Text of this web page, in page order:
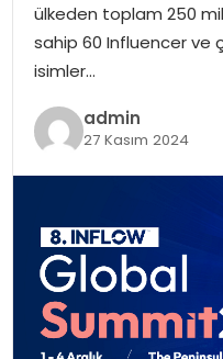
SOSYAL HABER
ülkeden toplam 250
sahip 60 Influencer ve
isimler…
admin
27 Kasım 2024